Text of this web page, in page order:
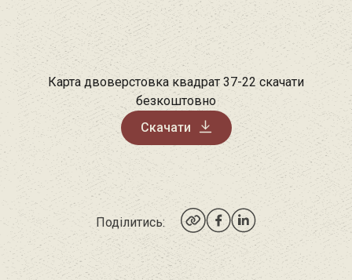
Карта двоверстовка квадрат 37-22 скачати
безкоштовно
Скачати
Поділитись: